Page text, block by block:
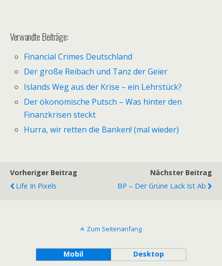
Verwandte Beiträge:
Financial Crimes Deutschland
Der große Reibach und Tanz der Geier
Islands Weg aus der Krise – ein Lehrstück?
Der ökonomische Putsch – Was hinter den
Finanzkrisen steckt
Hurra, wir retten die Banken! (mal wieder)
Vorheriger Beitrag
Life In Pixels
Nächster Beitrag
BP – Der Grüne Lack Ist Ab
Zum Seitenanfang
Mobil Desktop